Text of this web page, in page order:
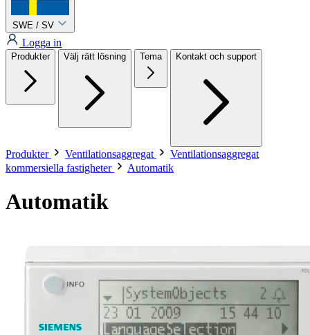
SWE / SV
Logga in
Produkter Välj rätt lösning Tema Kontakt och support
Produkter Ventilationsaggregat
Ventilationsaggregat
kommersiella fastigheter
Automatik
Automatik